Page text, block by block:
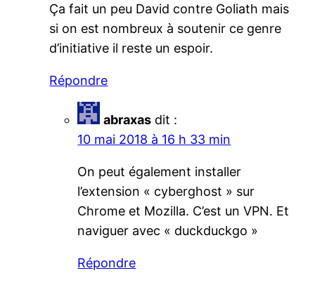
Ça fait un peu David contre Goliath mais
si on est nombreux à soutenir ce genre
d’initiative il reste un espoir.
Répondre
abraxas dit :
10 mai 2018 à 16 h 33 min
On peut également installer
l’extension « cyberghost » sur
Chrome et Mozilla. C’est un VPN. Et
naviguer avec « duckduckgo »
Répondre